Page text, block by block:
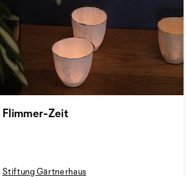
Flimmer-Zeit
Stiftung Gärtnerhaus